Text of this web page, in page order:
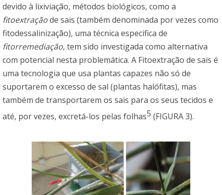
devido à lixiviação, métodos biológicos, como a
fitoextraçãode sais (também denominada por vezes como
fitodessalinização), uma técnica especifica de
fitorremediação, tem sido investigada como alternativa
com potencial nesta problemática. A Fitoextração de sais é
uma tecnologia que usa plantas capazes não só de
suportarem o excesso de sal (plantas halófitas), mas
também de transportarem os sais para os seus tecidos e
até, por vezes, excretá-los pelas folhas5 (FIGURA 3).